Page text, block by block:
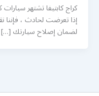
كراج كابتيفا تشتهر سيارات
إذا تعرضت لحادث ، فإننا
لضمان إصلاح سيارتك […]